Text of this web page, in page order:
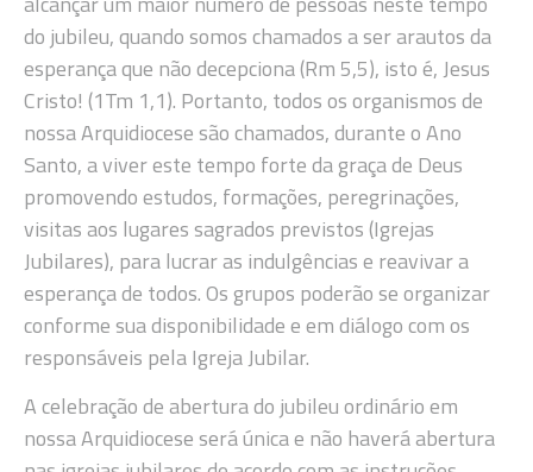
do jubileu, quando somos chamados a ser arautos da
esperança que não decepciona (Rm 5,5), isto é, Jesus
Cristo! (1Tm 1,1). Portanto, todos os organismos de
nossa Arquidiocese são chamados, durante o Ano
Santo, a viver este tempo forte da graça de Deus
promovendo estudos, formações, peregrinações,
visitas aos lugares sagrados previstos (Igrejas
Jubilares), para lucrar as indulgências e reavivar a
esperança de todos. Os grupos poderão se organizar
conforme sua disponibilidade e em diálogo com os
responsáveis pela Igreja Jubilar.
A celebração de abertura do jubileu ordinário em
nossa Arquidiocese será única e não haverá abertura